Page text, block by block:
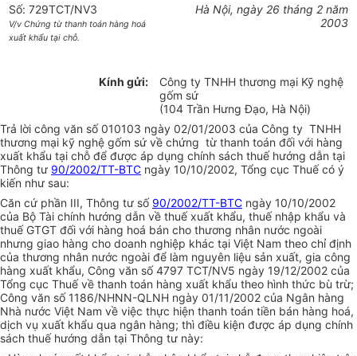
Số: 729TCT/NV3
V/v Chứng từ thanh toán hàng hoá
xuất khẩu tại chỗ.
Hà Nội, ngày 26 tháng 2 năm
2003
Kính gửi:
Công ty TNHH thương mại Kỹ nghệ
gốm sứ
(104 Trần Hưng Đạo, Hà Nội)
Trả lời công văn số 010103 ngày 02/01/2003 của Công ty TNHH
thương mại kỹ nghệ gốm sứ về chứng từ thanh toán đối với hàng
xuất khẩu tại chỗ để được áp dụng chính sách thuế hướng dẫn tại
Thông tư 90/2002/TT-BTC ngày 10/10/2002, Tổng cục Thuế có ý
kiến như sau:
Căn cứ phần III, Thông tư số 90/2002/TT-BTC ngày 10/10/2002
của Bộ Tài chính hướng dẫn về thuế xuất khẩu, thuế nhập khẩu và
thuế GTGT đối với hàng hoá bán cho thương nhân nước ngoài
nhưng giao hàng cho doanh nghiệp khác tại Việt Nam theo chỉ định
của thương nhân nước ngoài để làm nguyên liệu sản xuất, gia công
hàng xuất khẩu, Công văn số 4797 TCT/NV5 ngày 19/12/2002 của
Tổng cục Thuế về thanh toán hàng xuất khẩu theo hình thức bù trừ;
Công văn số 1186/NHNN-QLNH ngày 01/11/2002 của Ngân hàng
Nhà nước Việt Nam về việc thực hiện thanh toán tiền bán hàng hoá,
dịch vụ xuất khẩu qua ngân hàng; thì điều kiện được áp dụng chính
sách thuế hướng dẫn tại Thông tư này: